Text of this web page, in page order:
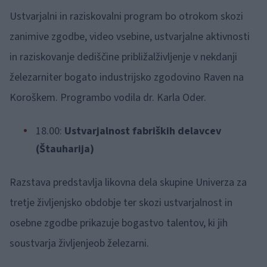
Ustvarjalni in raziskovalni program bo otrokom skozi
zanimive zgodbe, video vsebine, ustvarjalne aktivnosti
in raziskovanje dediščine približalživljenje v nekdanji
železarniter bogato industrijsko zgodovino Raven na
Koroškem. Programbo vodila dr. Karla Oder.
18.00: Ustvarjalnost fabriških delavcev
(Štauharija)
Razstava predstavlja likovna dela skupine Univerza za
tretje življenjsko obdobje ter skozi ustvarjalnost in
osebne zgodbe prikazuje bogastvo talentov, ki jih
soustvarja življenjeob železarni.